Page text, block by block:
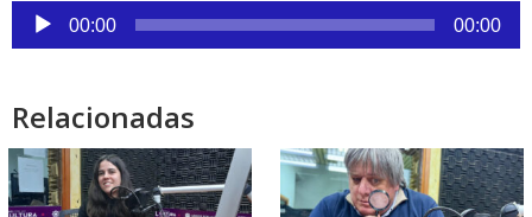
Reproductor
de
00:00 00:00
Relacionadas